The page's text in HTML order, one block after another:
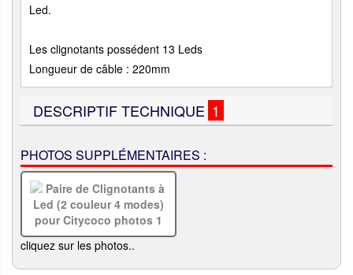
Led.
Les clignotants possédent 13 Leds
Longueur de câble : 220mm
DESCRIPTIF TECHNIQUE 1
PHOTOS SUPPLÉMENTAIRES :
cliquez sur les photos..